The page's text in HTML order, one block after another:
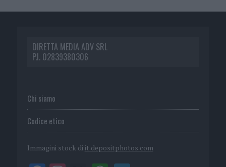
DIRETTA MEDIA ADV SRL
P.I. 02839380306
Chi siamo
Codice etico
Immagini stock di it.depositphotos.com